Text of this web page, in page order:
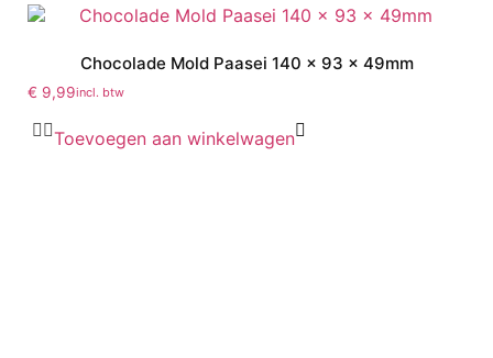
Chocolade Mold Paasei 140 x 93 x 49mm
€ 9,99incl. btw
Toevoegen aan winkelwagen